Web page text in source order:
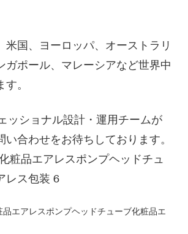
米国、ヨーロッパ、オーストラリ
ガポール、マレーシアなど世界中
。
ッショナル設計・運用チームが
い合わせをお待ちしております。